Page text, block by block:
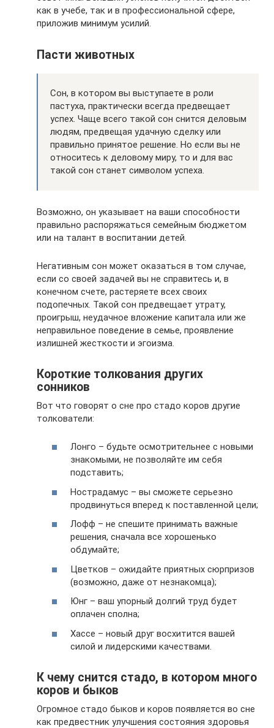
как в учебе, так и в профессиональной сфере,
приложив минимум усилий.
Пасти животных
Сон, в котором вы выступаете в роли
пастуха, практически всегда предвещает
успех. Чаще всего такой сон снится деловым
людям, предвещая удачную сделку или
правильно принятое решение. Но если вы не
относитесь к деловому миру, то и для вас
такой сон станет символом успеха.
Возможно, он указывает на ваши способности
правильно распоряжаться семейным бюджетом
или на талант в воспитании детей.
Негативным сон может оказаться в том случае,
если со своей задачей вы не справитесь и, в
конечном счете, растеряете всех своих
подопечных. Такой сон предвещает утрату,
проигрыш, неудачное вложение капитала или же
неправильное поведение в семье, проявление
излишней жесткости и эгоизма.
Короткие толкования других
сонников
Вот что говорят о сне про стадо коров другие
толкователи:
Лонго – будьте осмотрительнее с новыми
знакомыми, не позволяйте им себя
подставить;
Нострадамус – вы сможете серьезно
продвинуться вперед к поставленной цели;
Лофф – не спешите принимать важные
решения, сначала все хорошенько
обдумайте;
Цветков – ожидайте приятных сюрпризов
(возможно, даже от незнакомца);
Юнг – ваш упорный долгий труд будет
оплачен сполна;
Хассе – новый друг восхитится вашей
силой и лидерскими качествами.
К чему снится стадо, в котором много
коров и быков
Огромное стадо быков и коров появляется во сне
как предвестник улучшения состояния здоровья